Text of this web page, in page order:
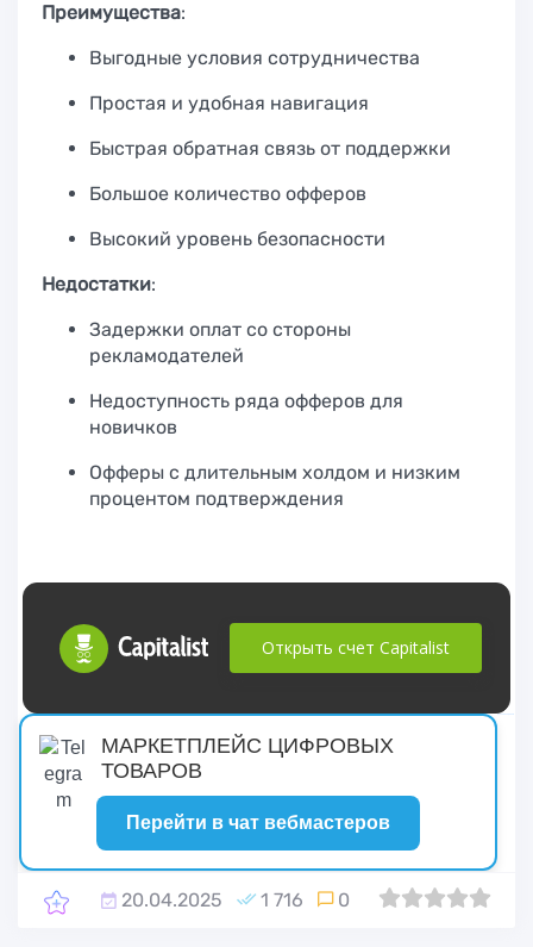
Преимущества:
Выгодные условия сотрудничества
Простая и удобная навигация
Быстрая обратная связь от поддержки
Большое количество офферов
Высокий уровень безопасности
Недостатки:
Задержки оплат со стороны
рекламодателей
Недоступность ряда офферов для
новичков
Офферы с длительным холдом и низким
процентом подтверждения
Открыть счет Capitalist
МАРКЕТПЛЕЙС ЦИФРОВЫХ
ТОВАРОВ
Перейти в чат вебмастеров
20.04.2025 1 716 0 01 2 3 4 5